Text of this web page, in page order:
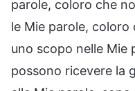
parole, coloro che
le Mie parole,
uno scopo nelle Mie
possono ricevere la